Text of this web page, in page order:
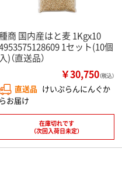
商 国内産はと麦 1Kgx10
1セット(10個
入)（直送品）
￥30,750（税込）
直送品 けいぷらんにんぐか
らお届け
在庫切れです
（次回入荷日未定）